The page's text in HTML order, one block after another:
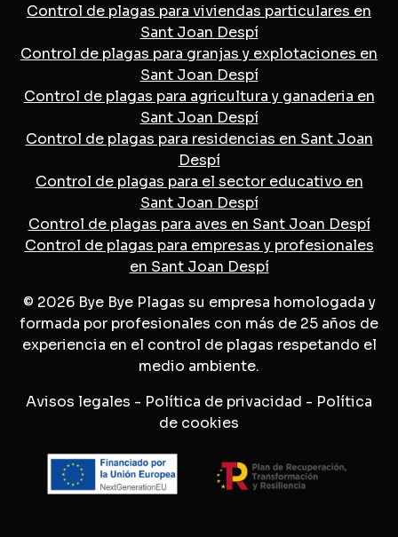
Control de plagas para viviendas particulares en
Sant Joan Despí
Control de plagas para granjas y explotaciones en
Sant Joan Despí
Control de plagas para agricultura y ganaderia en
Sant Joan Despí
Control de plagas para residencias en Sant Joan
Despí
Control de plagas para el sector educativo en
Sant Joan Despí
Control de plagas para aves en Sant Joan Despí
Control de plagas para empresas y profesionales
en Sant Joan Despí
© 2026 Bye Bye Plagas su empresa homologada y
formada por profesionales con más de 25 años de
experiencia en el control de plagas respetando el
medio ambiente.
Avisos legales - Política de privacidad - Política
de cookies